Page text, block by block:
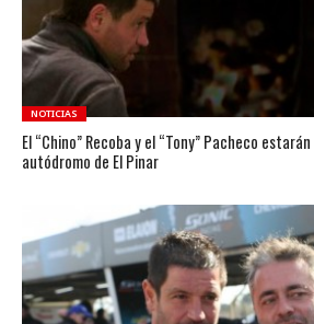
NOTICIAS
El “Chino” Recoba y el “Tony” Pacheco
autódromo de El Pinar